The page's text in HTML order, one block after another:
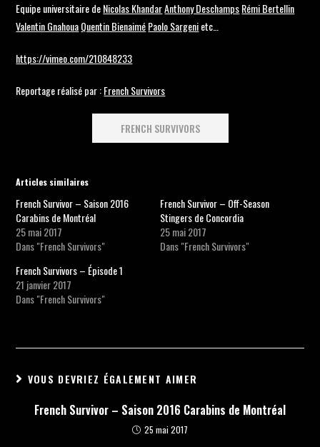
Equipe universitaire deNicolas KhandarAnthony DeschampsRémi Bertellin
Valentin GnahouaQuentin BienaiméPaolo Sargenietc…
https://vimeo.com/210848233
Reportage réalisé par :French Survivors
FRENCH SURVIVORS
Articles similaires
French Survivor – Saison 2016
Carabins de Montréal
25 mai 2017
Dans "French Survivors"
French Survivor – Off-Season
Stingers de Concordia
25 mai 2017
Dans "French Survivors"
French Survivors – Épisode 1
21 janvier 2017
Dans "French Survivors"
VOUS DEVRIEZ ÉGALEMENT AIMER
French Survivor – Saison 2016 Carabins de Montréal
25 mai 2017